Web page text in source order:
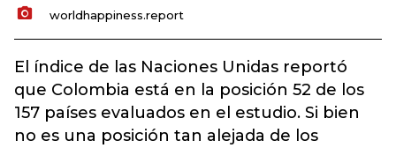
worldhappiness.report
El índice de las Naciones Unidas reportó
que Colombia está en la posición 52 de los
157 países evaluados en el estudio. Si bien
no es una posición tan alejada de los